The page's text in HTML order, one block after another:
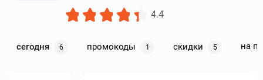
4.4
сегодня 6 промокоды 1 скидки 5 на